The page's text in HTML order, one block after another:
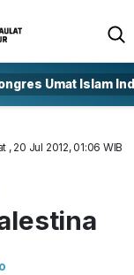
Umat Islam
, 20 Jul 2012, 01:06 WIB